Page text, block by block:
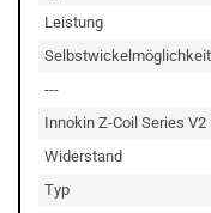
Leistung
Selbstwickelmöglichkeit
---
Innokin Z-Coil Series V2
Widerstand
Typ